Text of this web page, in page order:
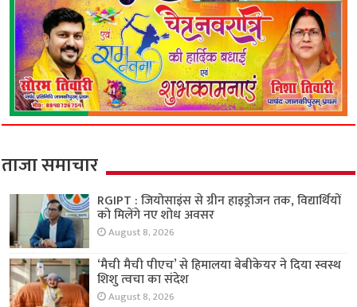
ताजा समाचार
RGIPT : जियोसाइंस से ग्रीन हाइड्रोजन तक, विद्यार्थियों
को मिलेंगे नए शोध अवसर
August 8, 2026
‘मैची मैची पीएच’ से हिमालया बेबीकेयर ने दिया स्वस्थ
शिशु त्वचा का संदेश
August 8, 2026